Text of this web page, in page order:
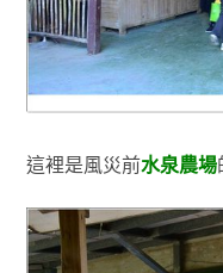
這裡是風災前水泉農場